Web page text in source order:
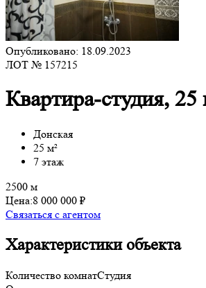
Опубликовано: 18.09.2023
ЛОТ № 157215
Квартира-студия, 25
Донская
25 м²
7 этаж
2500 м
Цена:8 000 000 ₽
Связаться с агентом
Характеристики объекта
Количество комнатСтудия